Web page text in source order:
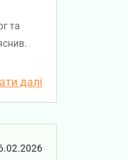
та
далі